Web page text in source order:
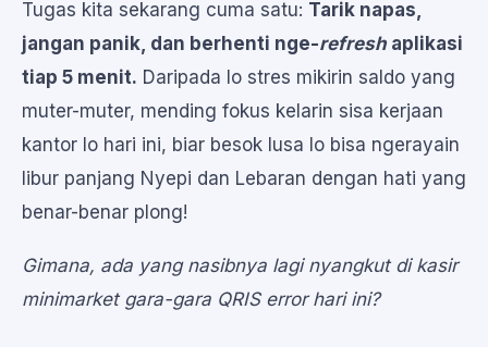
Tugas kita sekarang cuma satu: Tarik napas,
jangan panik, dan berhenti nge-refresh aplikasi
tiap 5 menit. Daripada lo stres mikirin saldo yang
muter-muter, mending fokus kelarin sisa kerjaan
kantor lo hari ini, biar besok lusa lo bisa ngerayain
libur panjang Nyepi dan Lebaran dengan hati yang
benar-benar plong!
Gimana, ada yang nasibnya lagi nyangkut di kasir
minimarket gara-gara QRIS error hari ini?